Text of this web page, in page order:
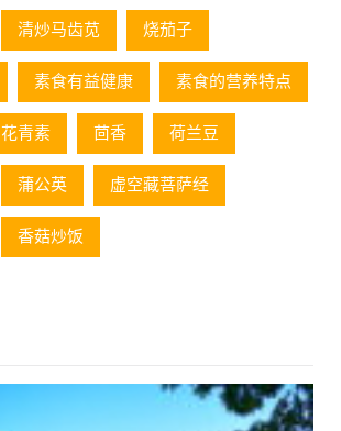
清炒马齿苋 烧茄子
素食有益健康 素食的营养特点
花青素 茴香 荷兰豆
蒲公英 虚空藏菩萨经
香菇炒饭